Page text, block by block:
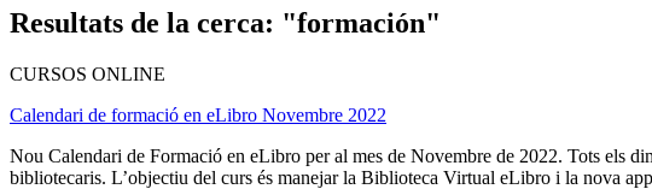
Resultats de la cerca: "formación"
CURSOS ONLINE
Calendari de formació en eLibro Novembre 2022
Nou Calendari de Formació en eLibro per al mes de Novembre de 2022. Tots els
bibliotecaris. L’objectiu del curs és manejar la Biblioteca Virtual eLibro i la nova